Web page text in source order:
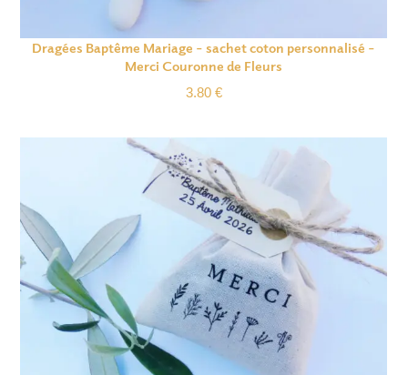
Dragées Baptême Mariage – sachet coton personnalisé –
Merci Couronne de Fleurs
3.80 €